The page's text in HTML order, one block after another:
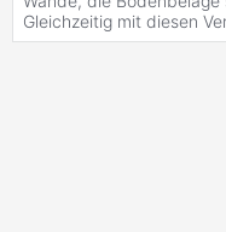
Gleichzeitig mit diesen